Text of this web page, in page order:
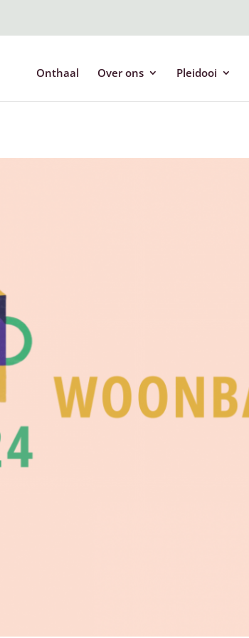
Onthaal Over ons Pleidooi